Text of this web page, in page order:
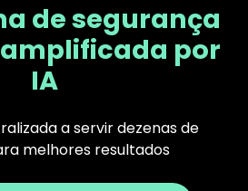
de segurança
por
IA
a servir dezenas de
melhores resultados